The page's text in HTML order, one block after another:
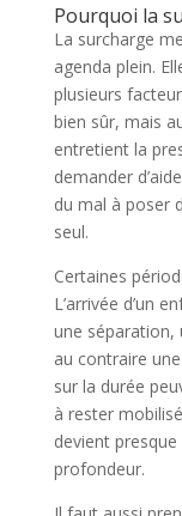
Pourquoi la
La surcharge
agenda plein.
plusieurs
bien sûr, mais
entretient la
demander
du mal à poser
seul.
Certaines
L’arrivée d’un
une séparation,
au contraire
sur la durée
à rester
devient presque
profondeur.